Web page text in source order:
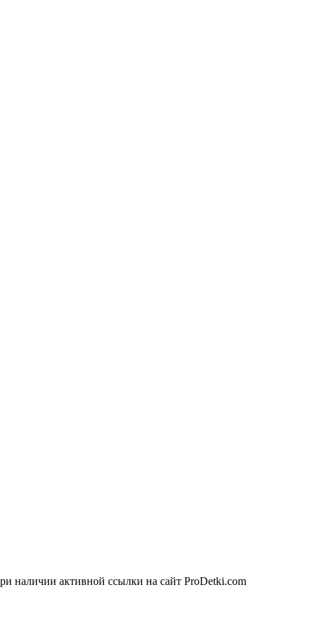
наличии активной ссылки на сайт ProDetki.com